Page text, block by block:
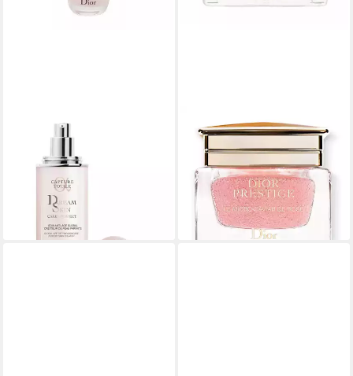
Gesichtsmaske Capture
Totale Dreamskin Care y
229,00 €
(3.053,33 €/ 1 l)
lieferbar - in 2-3 Werktagen bei dir
DIOR
Tagescreme Prestige Le
Micro Caviar Rose
ab 561,20 €
(7.482,67 €/ 1 l)
lieferbar in 3 Wochen